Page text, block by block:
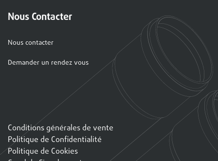
Nous Contacter
Nous contacter
Demander un rendez vous
Conditions générales de vente
Politique de Confidentialité
Politique de Cookies